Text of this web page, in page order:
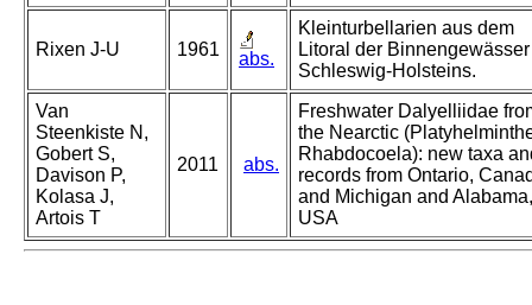
Rixen J-U 1961 abs.
Kleinturbellarien aus dem
Litoral der Binnengewässer
Schleswig-Holsteins.
Van
Steenkiste N,
Gobert S,
Davison P,
Kolasa J,
Artois T
2011 abs.
Freshwater Dalyelliidae
the Nearctic
Rhabdocoela): new taxa
records from Ontario,
and Michigan and Alabama,
USA